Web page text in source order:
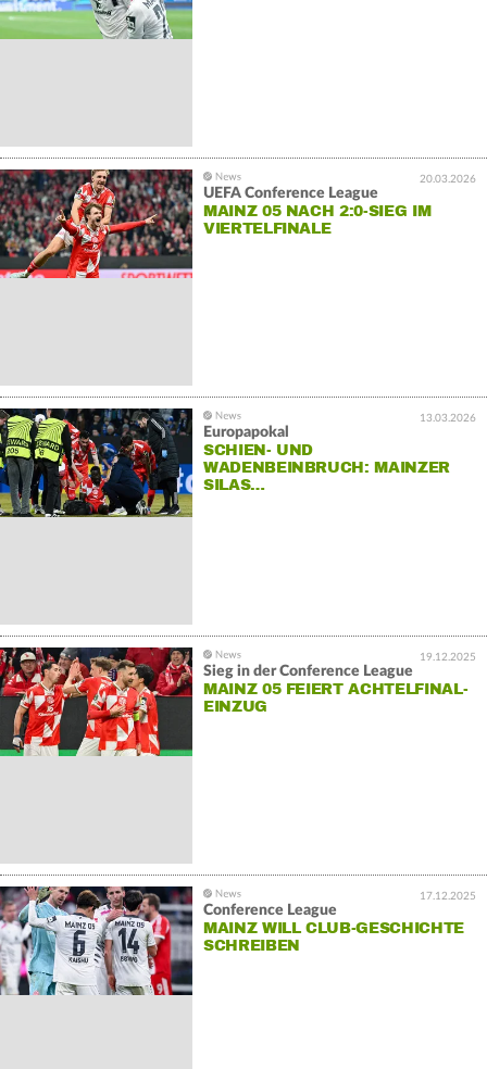
20.03.2026
UEFA Conference League
MAINZ 05 NACH 2:0-SIEG IM
VIERTELFINALE
13.03.2026
Europapokal
SCHIEN- UND
WADENBEINBRUCH: MAINZER
SILAS…
19.12.2025
Sieg in der Conference League
MAINZ 05 FEIERT ACHTELFINAL-
EINZUG
17.12.2025
Conference League
MAINZ WILL CLUB-GESCHICHTE
SCHREIBEN